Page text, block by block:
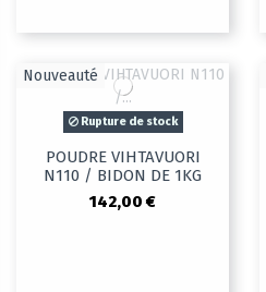
Nouveauté
Rupture de stock
POUDRE VIHTAVUORI
N110 / BIDON DE 1KG
142,00 €